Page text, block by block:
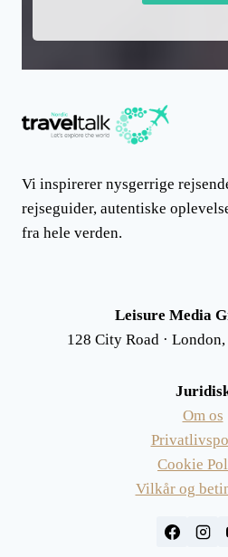
Vi inspirerer nysgerrige
rejseguider, autentiske
fra hele verden.
Leisure Media
128 City Road ·
Om os
Cookie
Vilkår og